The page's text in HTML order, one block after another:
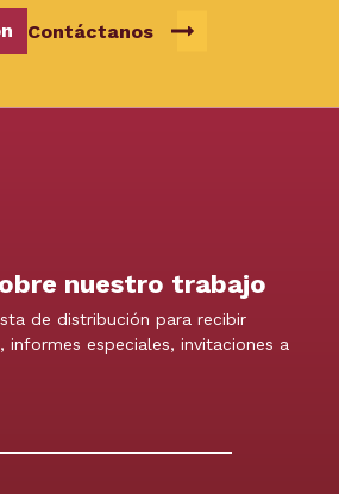
Contáctanos
nuestro trabajo
de distribución para recibir
especiales, invitaciones a